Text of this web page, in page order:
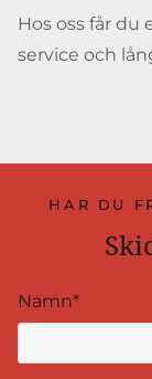
Hos oss får du
service och
HAR DU
Namn*